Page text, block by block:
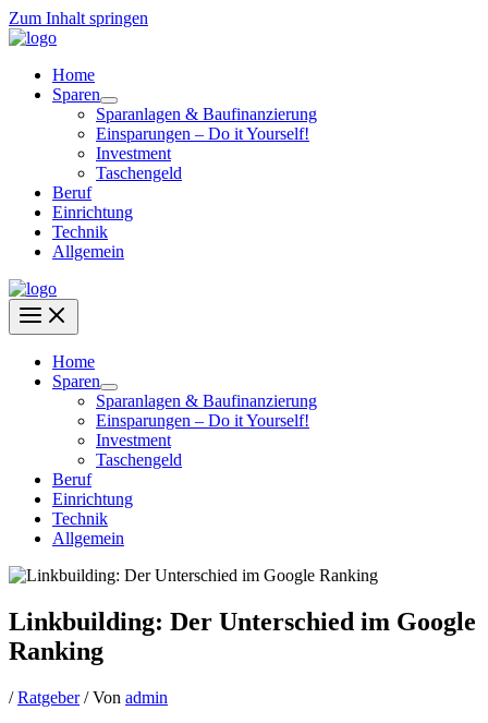
Zum Inhalt springen
Home
Sparen
Sparanlagen & Baufinanzierung
Einsparungen – Do it Yourself!
Investment
Taschengeld
Beruf
Einrichtung
Technik
Allgemein
Home
Sparen
Sparanlagen & Baufinanzierung
Einsparungen – Do it Yourself!
Investment
Taschengeld
Beruf
Einrichtung
Technik
Allgemein
Linkbuilding: Der Unterschied im Google
Ranking
/Ratgeber/ Von admin